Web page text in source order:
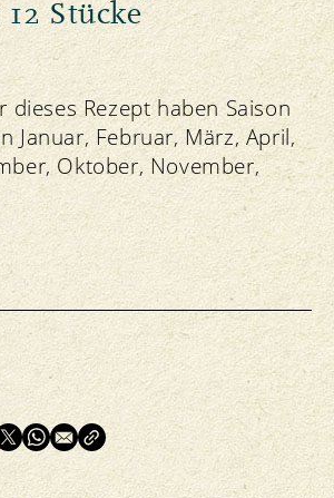
Stücke
dieses Rezept haben Saison
Januar, Februar, März, April,
Oktober, November,